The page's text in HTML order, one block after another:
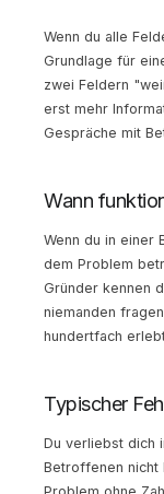
Wenn du alle
Grundlage für
zwei Feldern
erst mehr
Gespräche mit
Wann
Wenn du in einer
dem Problem
Gründer kennen
niemanden
hundertfach
Typischer
Du verliebst dich
Betroffenen nicht